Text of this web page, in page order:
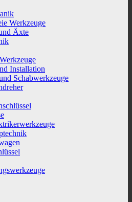
Werkzeuge
Äxte
Installation
Schabwerkzeuge